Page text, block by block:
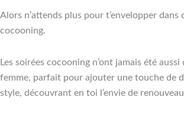
Alors n’attends plus pour t’envelopper
cocooning.
Les soirées cocooning n’ont jamais été
femme, parfait pour ajouter une touche de
style, découvrant en toi l’envie de